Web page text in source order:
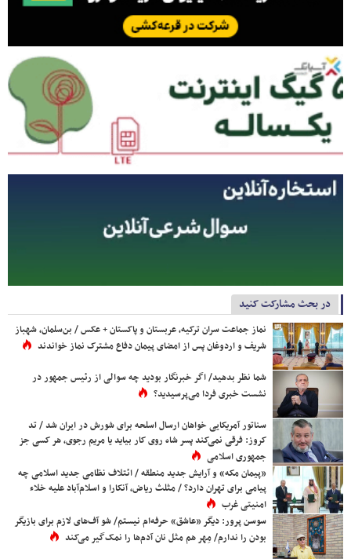
در بحث مشارکت کنید
نماز جماعت سران ترکیه، عربستان و پاکستان + عکس / بن‌سلمان، شهباز
شریف و اردوغان پس از امضای پیمان دفاع مشترک نماز خواندند
شما نظر بدهید/ اگر خبرنگار بودید چه سوالی از رئیس جمهور در
نشست خبری فردا می‌پرسیدید؟
سناتور آمریکایی خواهان ارسال اسلحه برای شورش در ایران شد / تد
کروز: فرقی نمی‌کند پسر شاه روی کار بیاید یا مریم رجوی، هر کسی جز
جمهوری اسلامی
«پیمان مکه» و آرایش جدید منطقه / ائتلاف نظامی جدید اسلامی چه
پیامی برای تهران دارد؟ / مثلث ریاض، آنکارا و اسلام‌آباد علیه خلاء
امنیتی غرب
سوسن پرور: دیگر «عاشق» حرفه‌ام نیستم/ شو آف‌های لازم برای بازیگر
بودن را ندارم/ مِهر هم مثل نان آدم‌ها را نمک‌گیر می‌کند